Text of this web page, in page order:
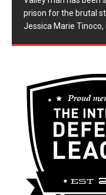
Valley man has been
prison for the brutal
Jessica Marie